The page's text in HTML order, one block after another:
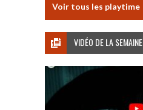
Voir tous les playtime
VIDÉO DE LA SEMAINE